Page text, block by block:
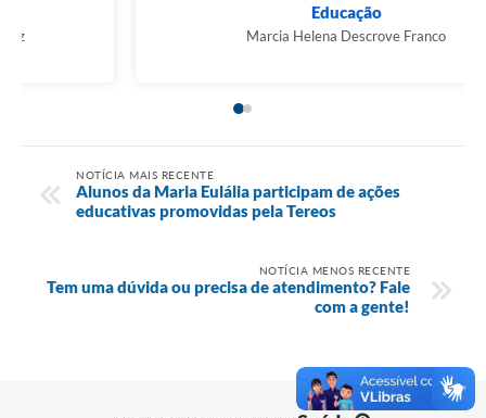
Nádia Patrícia Cascales Ortiz Gonçalez
NOTÍCIA MAIS RECENTE
Alunos da Maria Eulália participam de ações
educativas promovidas pela Tereos
NOTÍCIA MENOS RECENTE
Tem uma dúvida ou precisa de atendimento? Fale
com a gente!